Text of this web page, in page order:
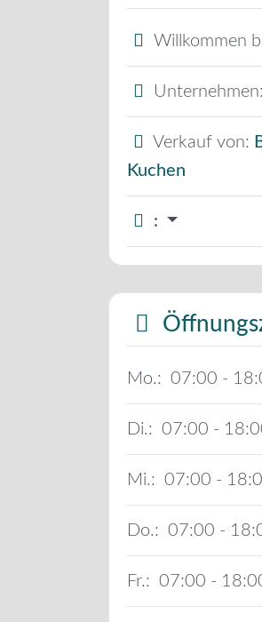
Willkommen
Unternehmen:
Verkauf von:
Kuchen
:
Mo.: 07:00 -
Di.: 07:00 -
Mi.: 07:00 -
Do.: 07:00 -
Fr.: 07:00 -